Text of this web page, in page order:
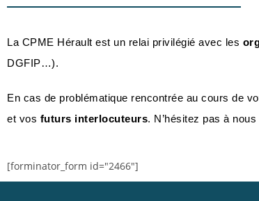
La CPME Hérault est un relai privilégié avec les
DGFIP…).
En cas de problématique rencontrée au cours de
et vos futurs interlocuteurs. N’hésitez pas à
[forminator_form id="2466"]